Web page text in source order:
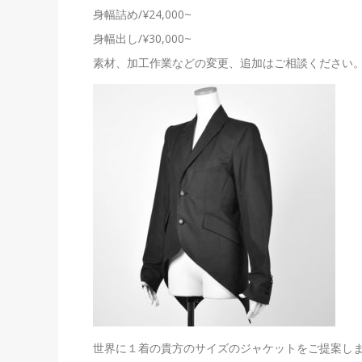
身幅詰め/¥24,000~
身幅出し/¥30,000~
素材、加工作業などの変更、追加はご相談ください。
世界に１着の貴方のサイズのジャケットをご提案しま